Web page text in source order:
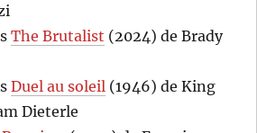
The Brutalist (2024) de Brady
Duel au soleil (1946) de King
Dieterle